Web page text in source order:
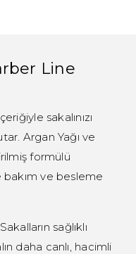
Line
sakalınızı
Argan Yağı ve
formülü
bakım ve besleme
sağlıklı
daha canlı, hacimli